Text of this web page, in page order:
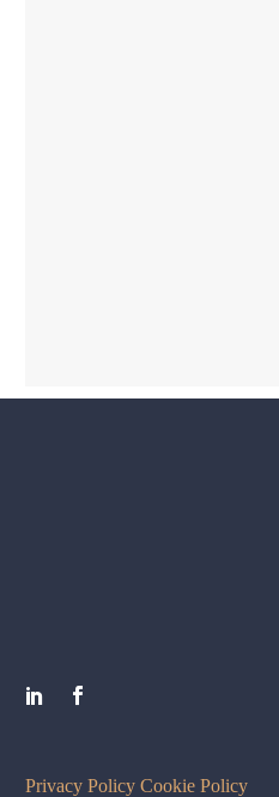
Privacy Policy Cookie Policy